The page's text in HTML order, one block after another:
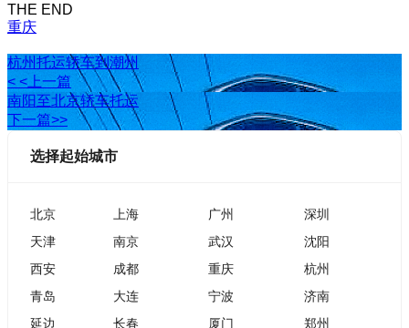
THE END
重庆
杭州托运轿车到潮州
< <上一篇
南阳至北京轿车托运
下一篇>>
选择起始城市
北京 上海 广州
深圳
天津
南京 武汉
沈阳
西安
成都 重庆
杭州
青岛
大连 宁波
济南
延边
长春 厦门
郑州